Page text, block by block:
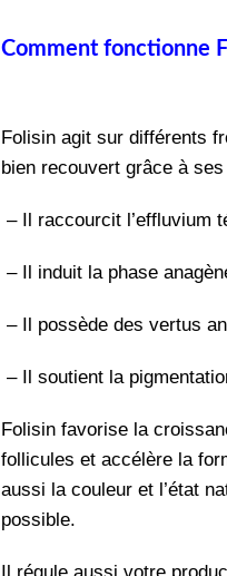
Comment fonctionne
Folisin agit sur différents
bien recouvert grâce à
– Il raccourcit l’effluvium
– Il induit la phase
– Il possède des vertus
– Il soutient la
Folisin favorise la
follicules et accélère la
aussi la couleur et l’état
possible.